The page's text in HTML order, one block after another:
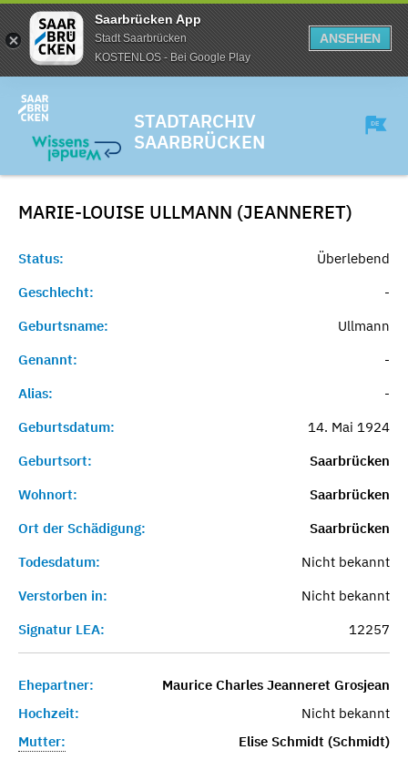
Saarbrücken App
Stadt Saarbrücken
KOSTENLOS - Bei Google Play
ANSEHEN
STADTARCHIV
SAARBRÜCKEN
MARIE-LOUISE ULLMANN (JEANNERET)
Status:
Überlebend
Geschlecht:
-
Geburtsname:
Ullmann
Genannt:
-
Alias:
-
Geburtsdatum:
14. Mai 1924
Geburtsort:
Saarbrücken
Wohnort:
Saarbrücken
Ort der Schädigung:
Saarbrücken
Todesdatum:
Nicht bekannt
Verstorben in:
Nicht bekannt
Signatur LEA:
12257
Ehepartner:
Maurice Charles Jeanneret Grosjean
Hochzeit:
Nicht bekannt
Mutter:
Elise Schmidt (Schmidt)